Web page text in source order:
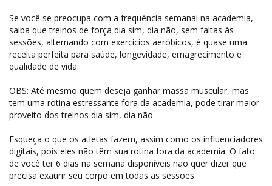
Se você se preocupa com a frequência semanal na academia,
saiba que treinos de força dia sim, dia não, sem faltas às
sessões, alternando com exercícios aeróbicos, é quase uma
receita perfeita para saúde, longevidade, emagrecimento e
qualidade de vida.
OBS: Até mesmo quem deseja ganhar massa muscular, mas
tem uma rotina estressante fora da academia, pode tirar maior
proveito dos treinos dia sim, dia não.
Esqueça o que os atletas fazem, assim como os influenciadores
digitais, pois eles não têm sua rotina fora da academia. O fato
de você ter 6 dias na semana disponíveis não quer dizer que
precisa exaurir seu corpo em todas as sessões.